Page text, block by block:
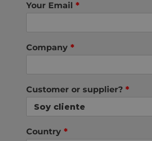
Your Email *
Company *
Customer or supplier? *
Country *